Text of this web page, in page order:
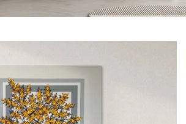
PLAKATER
WIRE TRÆ